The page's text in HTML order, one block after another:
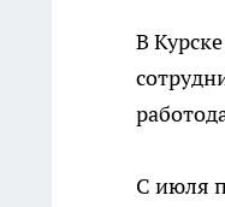
В
С июля